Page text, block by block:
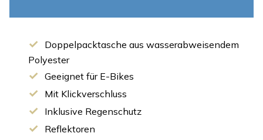
Doppelpacktasche aus wasserabweisendem
Polyester
Geeignet für E-Bikes
Mit Klickverschluss
Inklusive Regenschutz
Reflektoren